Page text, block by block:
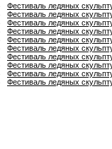
Фестиваль ледяных
Фестиваль ледяных
Фестиваль ледяных
Фестиваль ледяных
Фестиваль ледяных
Фестиваль ледяных
Фестиваль ледяных
Фестиваль ледяных
Фестиваль ледяных
Фестиваль ледяных